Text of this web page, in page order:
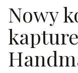
Nowy